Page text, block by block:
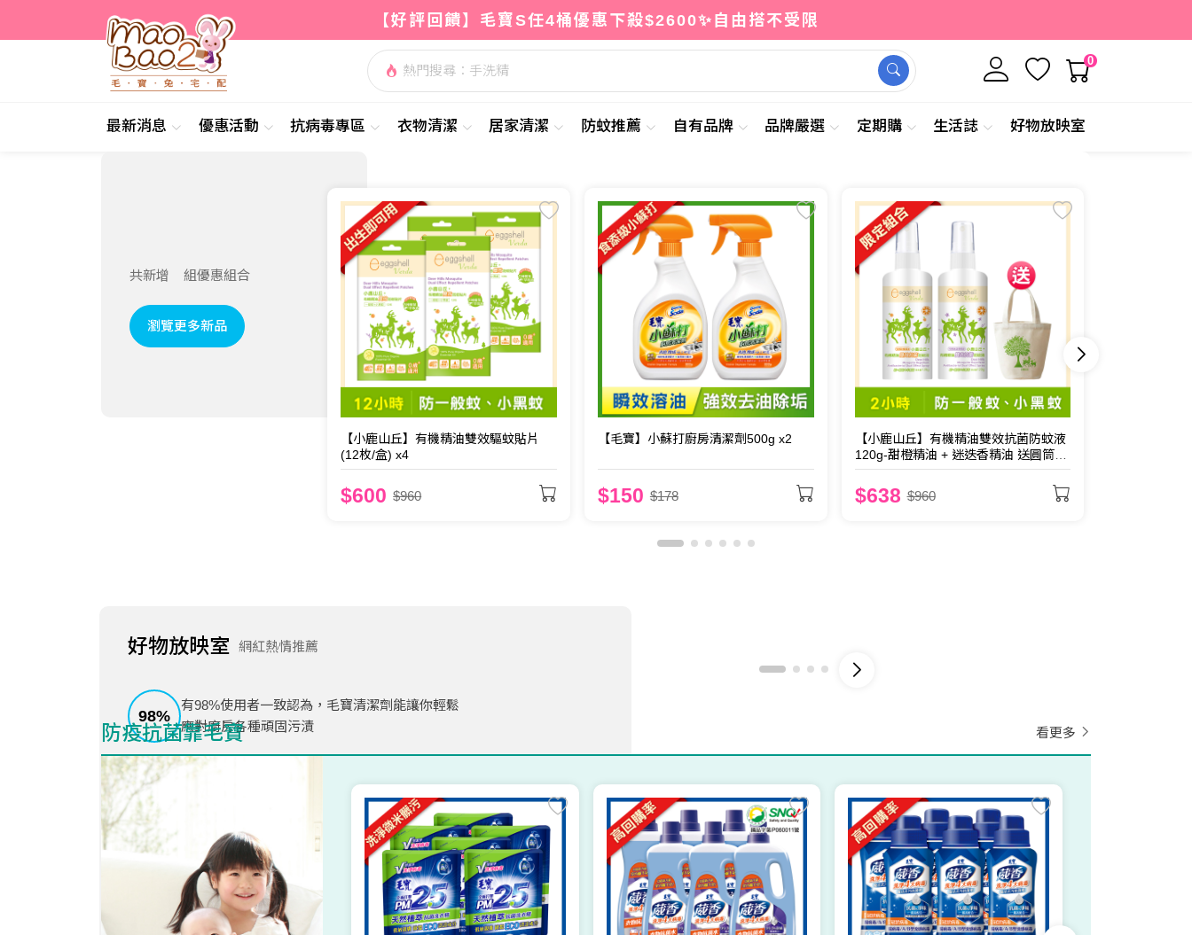
【好評回饋】毛寶S任4桶優惠下殺$2600✨自由搭不受限
熱門搜尋：手洗精
0
最新消息 優惠活動 抗病毒專區 衣物清潔 居家清潔 防蚊推薦 自有品牌 品牌嚴選 定期購 生活誌 好物放映室
共新增 組優惠組合
瀏覽更多新品
【小鹿山丘】有機精油雙效驅蚊貼片
(12枚/盒) x4
$600 $960
【毛寶】小蘇打廚房清潔劑500g x2
$150 $178
【小鹿山丘】有機精油雙效抗菌防蚊液
120g-甜橙精油 + 迷迭香精油 送圓筒帆
布袋
$638 $960
好物放映室 網紅熱情推薦
98
有98%使用者一致認為，毛寶清潔劑能讓你輕鬆
應對廚房各種頑固污漬
93
潔餐具，還溫和不傷手，配方更加天然、健康
95
多位網紅經過實測在夏日必備品中，小鹿山丘
防蚊液絕對是第一首選
瀏覽更多影片
防疫抗菌靠毛寶 看更多